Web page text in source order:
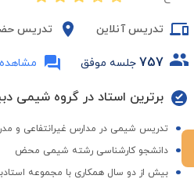
تدریس آنلاین تدریس
757 جلسه موفق مشاهده 74
برترین استاد در گروه شیمی
تدریس شیمی در مدارس غیرانتفاعی و
دانشجو کارشناسی رشته شیمی محض
بیش از دو سال همکاری با مجموعه